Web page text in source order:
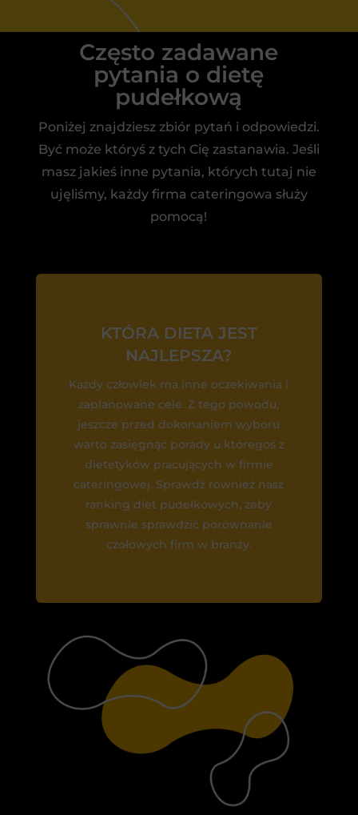
Często zadawane
pytania o dietę
pudełkową
Poniżej znajdziesz zbiór pytań i odpowiedzi.
Być może któryś z tych Cię zastanawia. Jeśli
masz jakieś inne pytania, których tutaj nie
ujęliśmy, każdy firma cateringowa służy
pomocą!
KTÓRA DIETA JEST
NAJLEPSZA?
Każdy człowiek ma inne oczekiwania i
zaplanowane cele. Z tego powodu,
jeszcze przed dokonaniem wyboru
warto zasięgnąć porady u któregoś z
dietetyków pracujących w firmie
cateringowej. Sprawdź również nasz
ranking diet pudełkowych, żeby
sprawnie sprawdzić porównanie
czołowych firm w branży.